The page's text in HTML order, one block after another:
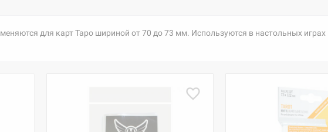
для карт Таро шириной от 70 до 73 мм. Используются в настольных